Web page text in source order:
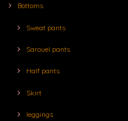
Bottoms
Sweat pants
Sarouel pants
Half pants
Skirt
leggings